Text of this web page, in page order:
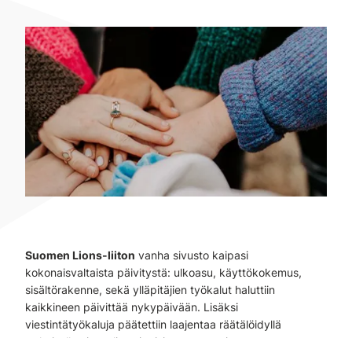
Suomen Lions-liiton vanha sivusto kaipasi
kokonaisvaltaista päivitystä: ulkoasu, käyttökokemus,
sisältörakenne, sekä ylläpitäjien työkalut haluttiin
kaikkineen päivittää nykypäivään. Lisäksi
viestintätyökaluja päätettiin laajentaa räätälöidyllä